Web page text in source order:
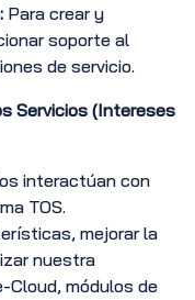
Para crear y
soporte al
de servicio.
Servicios (Intereses
interactúan con
TOS.
mejorar la
nuestra
módulos de